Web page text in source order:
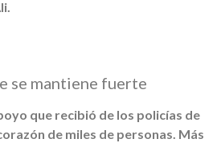
se mantiene fuerte
que recibió de los policías de
de miles de personas. Más